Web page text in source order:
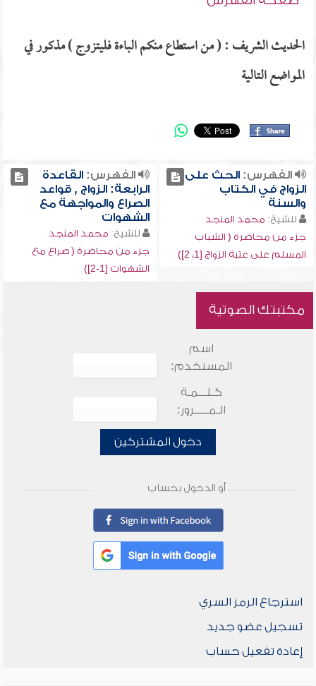
الحديث الشريف : ( من استطاع منكم الباءة فليتزوج ) مذكور في
المواضع التالية
الفهرس:الحث على
الزواج في الكتاب
والسنة
للشيخ: محمد المنجد
جزء من محاضرة ( الشباب
المسلم على عتبة الزواج [1، 2])
الفهرس:القاعدة
الرابعة: الزواج , قواعد
الصراع والمواجهة مع
الشهوات
للشيخ: محمد المنجد
جزء من محاضرة ( صراع مع
الشهوات [1-2])
مكتبتك الصوتية
اسم
المستخدم:
كـلـــمـة
الـمـــــرور:
دخول المشتركين
أو الدخول بحساب
استرجاع الرمز السري
تسجيل عضو جديد
إعادة تفعيل حساب